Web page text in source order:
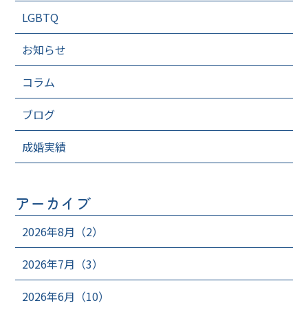
LGBTQ
お知らせ
コラム
ブログ
成婚実績
アーカイブ
2026年8月（2）
2026年7月（3）
2026年6月（10）